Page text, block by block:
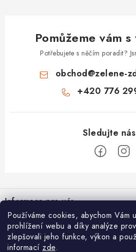
Používáme cookies, abychom Vám
prohlížení webu a díky analýze
zlepšovali jeho funkce, výkon a
informací zde.
Pomůžeme vám
Potřebujete s něčím poradit?
obchod@zelene-
+420 776
á
pInformace pro vás
Proč nakupovat u nás
Doprava a platba
O nás
Férový věrnostní program